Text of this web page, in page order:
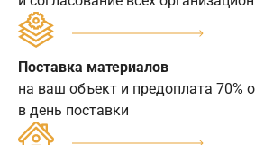
Поставка материалов
на ваш объект и предоплата 70%
в день поставки